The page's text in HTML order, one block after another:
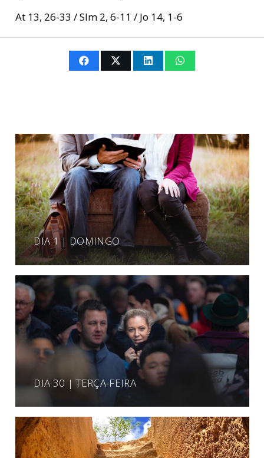
At 13, 26-33 / Slm 2, 6-11 / Jo 14, 1-6
DIA 1 | DOMINGO
DIA 30 | TERÇA-FEIRA